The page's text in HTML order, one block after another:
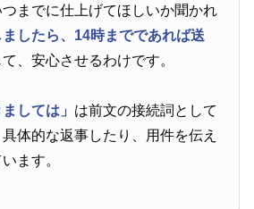
までに仕上げてほしいか聞かれ
ましたら、14時までであれば送
、安心させるわけです。
ましては」 は前文の接続詞として
体的な返事したり、用件を伝え
ます。